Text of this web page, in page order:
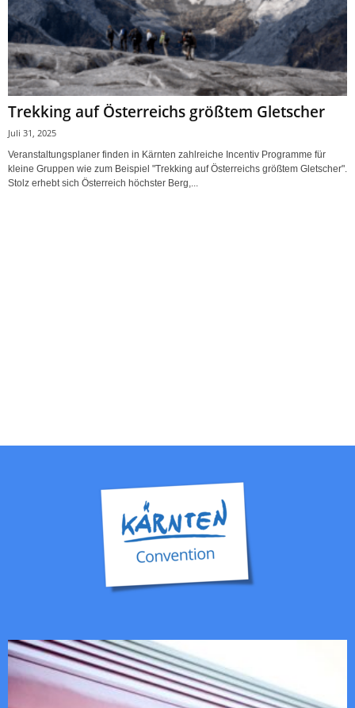
Trekking auf Österreichs größtem Gletscher
Juli 31, 2025
Veranstaltungsplaner finden in Kärnten zahlreiche Incentiv Programme für
kleine Gruppen wie zum Beispiel "Trekking auf Österreichs größtem Gletscher".
Stolz erhebt sich Österreich höchster Berg,...